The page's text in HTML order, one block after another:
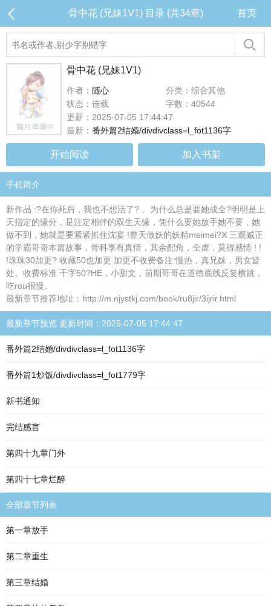
骨中花 (兄妹1V1) 目录 (共34章) 首页
骨中花 (兄妹1V1)
作者： 随心
分类：综合其他
状态：连载
字数：40544
更新：2025-07-05 17:44:47
最新： 番外篇2结婚/divdivclass=l_fot1136字
开始阅读 加入书架
手机简介
新作品 :?在你死后，我也不想活了? 。为什么总是要她成全?明明是上
天指定的缘分，是注定相伴的双生天缘，凭什么要她放手她不要，她
做不到，她就是要紧紧抓住沈宴 !整天做妖的妖精meimei?X 三观贼正
的学霸哥哥本篇故事，骨科享有真情，其余配角，全虐，莫得感情 ! !
!珠珠30加更? 收藏50也加更 加更不收费备注:慢热，真兄妹，男女皆
处。收费标准 千字50?HE，小甜文，前期哥哥在道德底线反复横跳，
吃rou很慢。
最新章节推荐地址：http://m.njystkj.com/book/ru8jir/3ijrir.html
最新章节预览 更新时间：2025-07-05 17:44:47
番外篇2结婚/divdivclass=l_fot1136字
番外篇1炒饭/divdivclass=l_fot1779字
新书通知
完结感言
第四十九章门外
第四十七章烂醉
全部章节列表
第一章放手
第二章重生
第三章结婚